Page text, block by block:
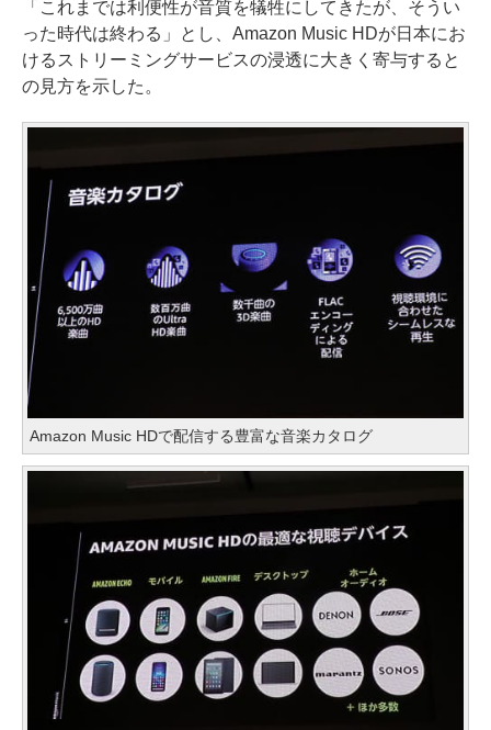
「これまでは利便性が音質を犠牲にしてきたが、そうい
った時代は終わる」とし、Amazon Music HDが日本にお
けるストリーミングサービスの浸透に大きく寄与すると
の見方を示した。
Amazon Music HDで配信する豊富な音楽カタログ